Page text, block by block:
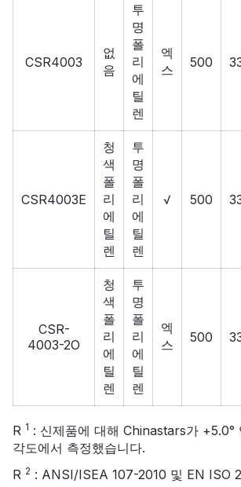
CSR4003
없
음
투
명
폴
리
에
틸
렌
엑
스
500
CSR4003E
청
색
폴
리
에
틸
렌
투
명
폴
리
에
틸
렌
√ 500
CSR-
4003-2O
청
색
폴
리
에
틸
렌
투
명
폴
리
에
틸
렌
엑
스
500
R 1 : 신제품에 대해 Chinastars가 +5.0°
각도에서 측정했습니다.
R 2 : ANSI/ISEA 107-2010 및 EN ISO